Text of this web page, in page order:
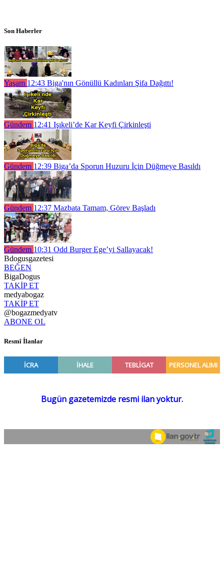
Son Haberler
Yaşam 12:43 Biga'nın Gönüllü Kadınları Şifa Dağıttı!
Gündem 12:41 Işıkeli’de Kar Keyfi Çirkinleşti
Gündem 12:39 Biga’da Sporun Huzuru İçin Düğmeye Basıldı
Gündem 12:37 Mazbata Tamam, Görev Başladı
Gündem 10:31 Odd Burger Ege’yi Sallayacak!
Bdogusgazetesi
BEĞEN
BigaDogus
TAKİP ET
medyabogaz
TAKİP ET
@bogazmedyatv
ABONE OL
Resmî İlanlar